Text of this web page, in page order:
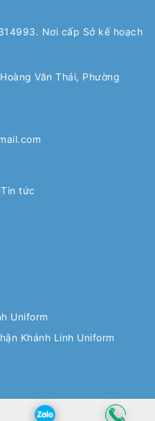
Nơi cấp Sở kế hoạch
Văn Thái, Phường
Tin tức
Uniform
Khánh Linh Uniform